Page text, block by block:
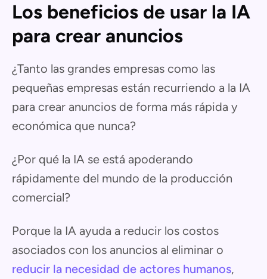
Los beneficios de usar la IA
para crear anuncios
¿Tanto las grandes empresas como las
pequeñas empresas están recurriendo a la IA
para crear anuncios de forma más rápida y
económica que nunca?
¿Por qué la IA se está apoderando
rápidamente del mundo de la producción
comercial?
Porque la IA ayuda a reducir los costos
asociados con los anuncios al eliminar o
reducir la necesidad de actores humanos,